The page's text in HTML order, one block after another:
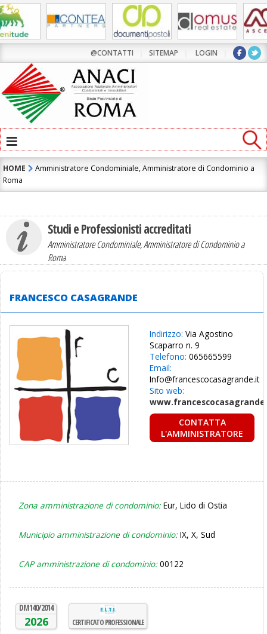
@CONTATTI SITEMAP LOGIN
≡
HOME
Amministratore Condominiale, Amministratore di Condominio a
Roma
Studi e Professionisti accreditati
Amministratore Condominiale, Amministratore di Condominio a
Roma
FRANCESCO CASAGRANDE
Indirizzo: Via Agostino
Scaparro n. 9
Telefono: 065665599
Email:
Info@francescocasagrande.it
Sito web:
CONTATTA
L'AMMINISTRATORE
Contatta l'Amministratore di Condominio:
FRANCESCO CASAGRANDE
ho letto e accetto laInformativa Privacy
Zona amministrazione di condominio:Eur, Lido di Ostia
Municipio amministrazione di condominio:IX, X, Sud
CAP amministrazione di condominio:00122
DM140/2014
2026 CERTIFICATO PROFESSIONALE